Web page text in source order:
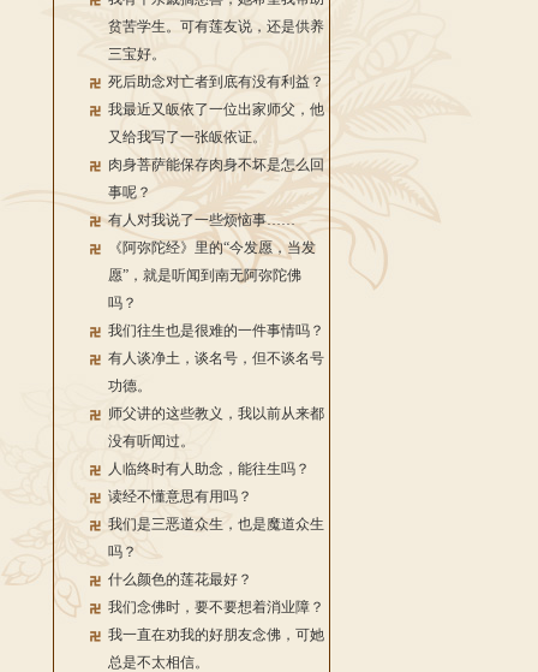
贫苦学生。可有莲友说，还是供养
三宝好。
死后助念对亡者到底有没有利益？
我最近又皈依了一位出家师父，他
又给我写了一张皈依证。
肉身菩萨能保存肉身不坏是怎么回
事呢？
有人对我说了一些烦恼事……
《阿弥陀经》里的“今发愿，当发
愿”，就是听闻到南无阿弥陀佛
吗？
我们往生也是很难的一件事情吗？
有人谈净土，谈名号，但不谈名号
功德。
师父讲的这些教义，我以前从来都
没有听闻过。
人临终时有人助念，能往生吗？
读经不懂意思有用吗？
我们是三恶道众生，也是魔道众生
吗？
什么颜色的莲花最好？
我们念佛时，要不要想着消业障？
我一直在劝我的好朋友念佛，可她
总是不太相信。